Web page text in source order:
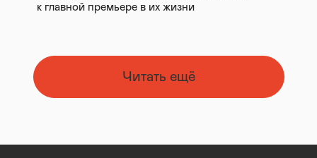
к главной премьере в их жизни
Читать ещё